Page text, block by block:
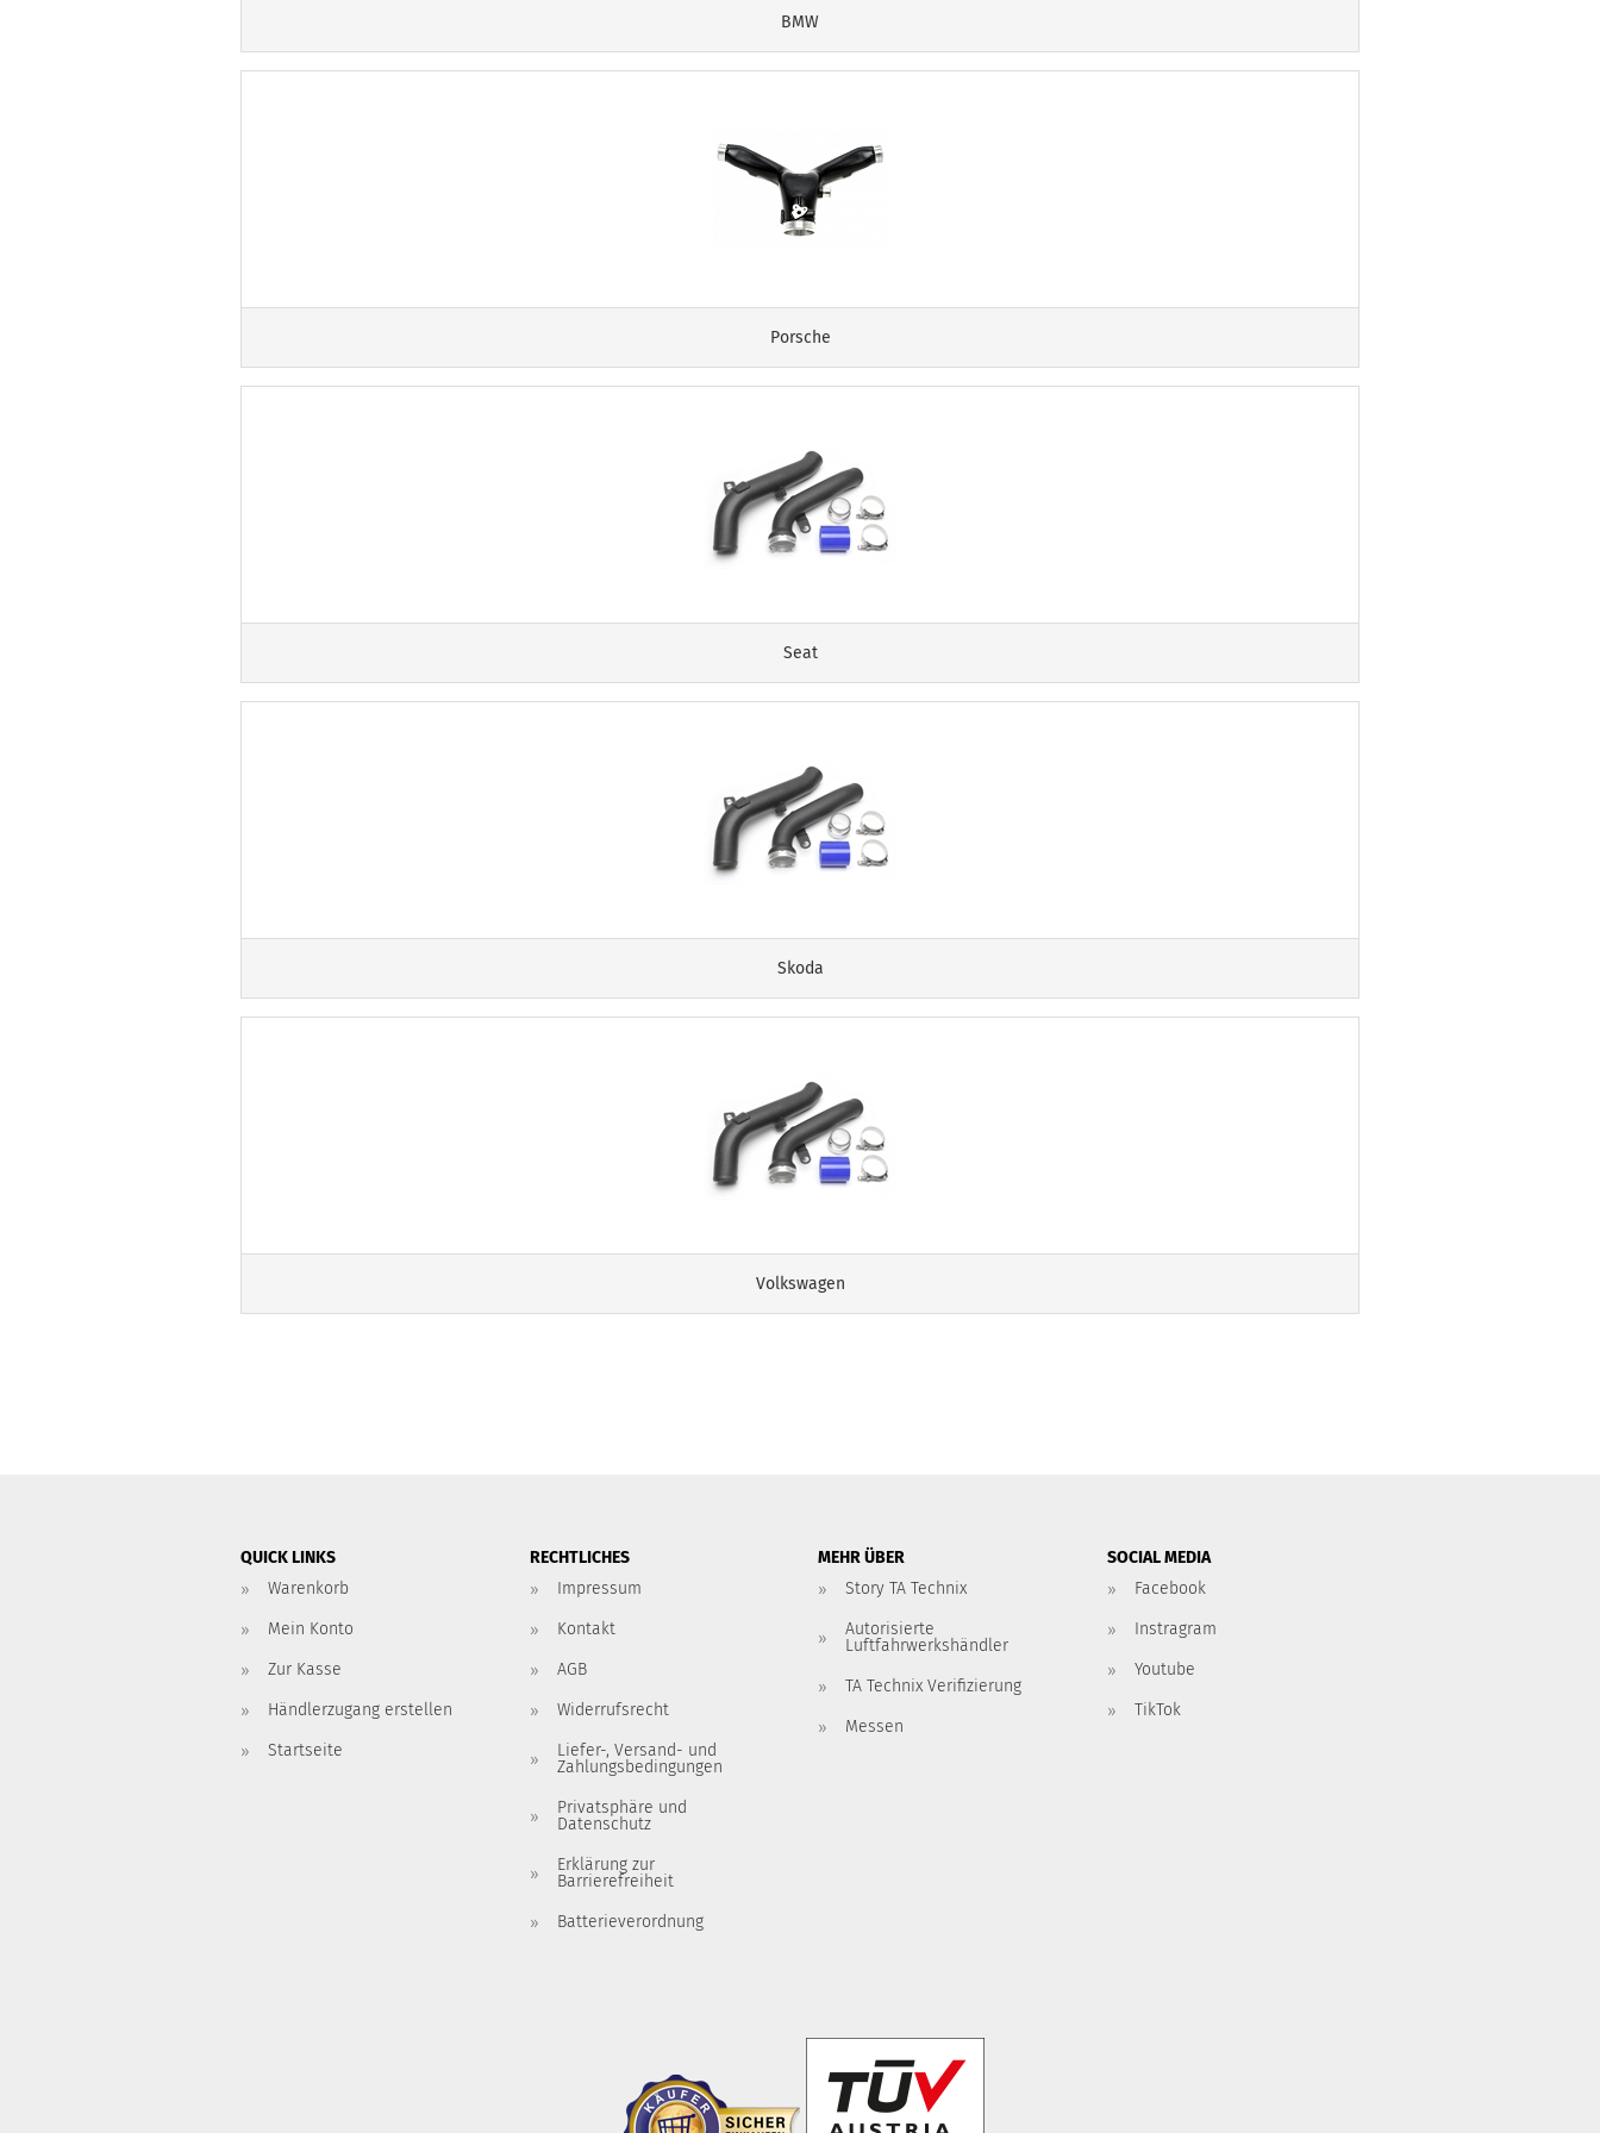
BMW
Porsche
Seat
Skoda
Volkswagen
QUICK LINKS
Warenkorb
Mein Konto
Zur Kasse
Händlerzugang erstellen
Startseite
RECHTLICHES
Impressum
Kontakt
AGB
Widerrufsrecht
Liefer-, Versand- und
Zahlungsbedingungen
Privatsphäre und
Datenschutz
Erklärung zur
Barrierefreiheit
Batterieverordnung
MEHR ÜBER
Story TA Technix
Autorisierte
Luftfahrwerkshändler
TA Technix Verifizierung
Messen
SOCIAL MEDIA
Facebook
Instragram
Youtube
TikTok